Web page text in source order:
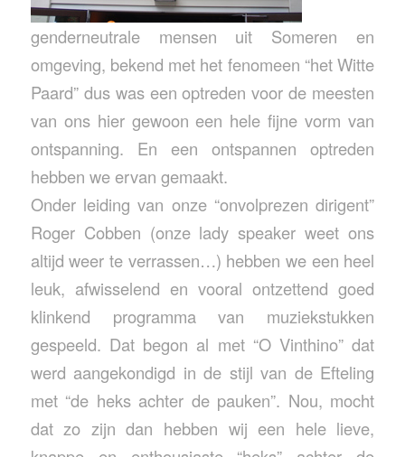
genderneutrale mensen uit Someren en
omgeving, bekend met het fenomeen “het Witte
Paard” dus was een optreden voor de meesten
van ons hier gewoon een hele fijne vorm van
ontspanning. En een ontspannen optreden
hebben we ervan gemaakt.
Onder leiding van onze “onvolprezen dirigent”
Roger Cobben (onze lady speaker weet ons
altijd weer te verrassen…) hebben we een heel
leuk, afwisselend en vooral ontzettend goed
klinkend programma van muziekstukken
gespeeld. Dat begon al met “O Vinthino” dat
werd aangekondigd in de stijl van de Efteling
met “de heks achter de pauken”. Nou, mocht
dat zo zijn dan hebben wij een hele lieve,